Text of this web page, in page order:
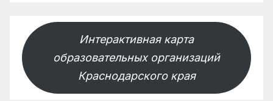
Интерактивная карта
образовательных организаций
Краснодарского края